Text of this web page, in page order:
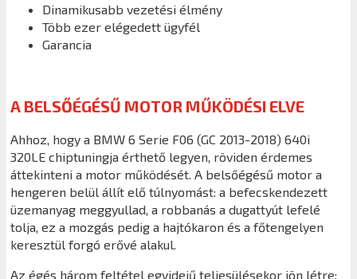
Dinamikusabb vezetési élmény
Több ezer elégedett ügyfél
Garancia
A BELSŐÉGÉSŰ MOTOR MŰKÖDÉSI ELVE
Ahhoz, hogy a BMW 6 Serie F06 (GC 2013-2018) 640i
320LE chiptuningja érthető legyen, röviden érdemes
áttekinteni a motor működését. A belsőégésű motor a
hengeren belül állít elő túlnyomást: a befecskendezett
üzemanyag meggyullad, a robbanás a dugattyút lefelé
tolja, ez a mozgás pedig a hajtókaron és a főtengelyen
keresztül forgó erővé alakul.
Az égés három feltétel egyidejű teljesülésekor jön létre: